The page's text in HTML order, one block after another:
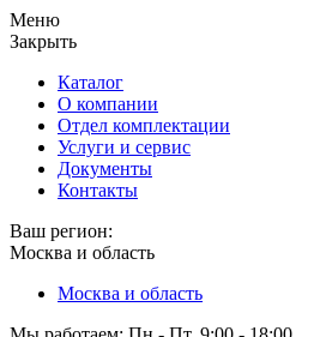
Меню
Закрыть
Каталог
О компании
Отдел комплектации
Услуги и сервис
Документы
Контакты
Ваш регион:
Москва и область
Москва и область